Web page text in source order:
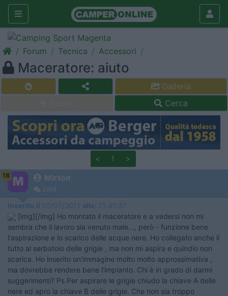
Forum Tecnica Accessori
Maceratore: aiuto
Galleria
Cerca
< 1 >
18 Mirton
2268
Inserito il 05/07/2011 alle: 21:41:37
[img][/img] Ho montato il maceratore e a vedersi non mi
sembra che il lavoro sia venuto male..., però - funzione bene
l'aspirazione e lo scarico delle acque nere. Ho collegato anche il
tutto al serbatoio delle grigie , ma non mi aspira e quindio non
scarica. Ho inserito un'immagine molto molto approssimativa ,
ma dovrebbe rendere bene l'impianto. Chi è in grado di darmi
suggerimenti? Ps Per aspirare le grigie chiudo la chiave A delle
nere ed apro la chiave B delle grigie. Che non sia troppo